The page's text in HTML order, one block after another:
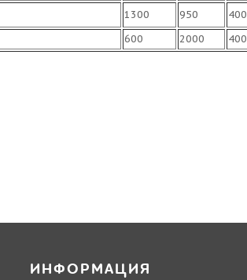
1300 950
400
600 2000 400
ИНФОРМАЦИЯ